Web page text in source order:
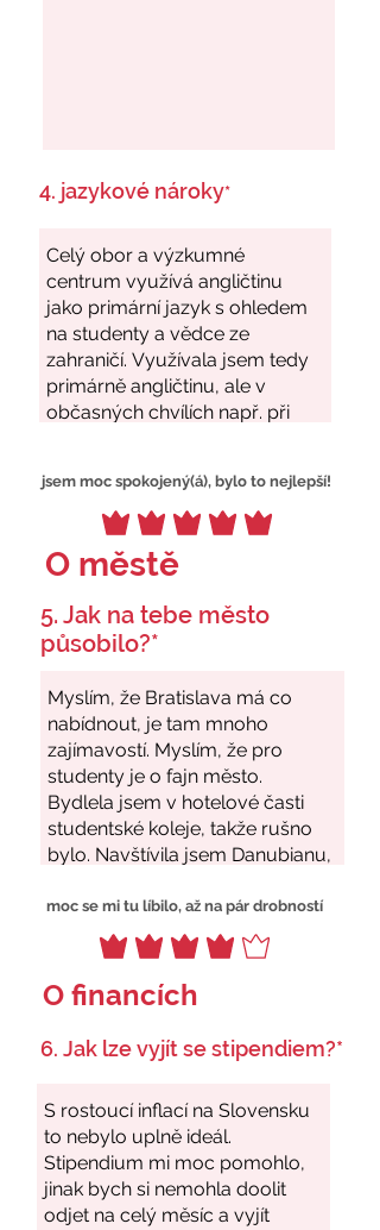
4. jazykové nároky*
jsem moc spokojený(á), bylo to nejlepší!
O městě
5. Jak na tebe město
působilo?*
moc se mi tu líbilo, až na pár drobností
O financích
6. Jak lze vyjít se stipendiem?*